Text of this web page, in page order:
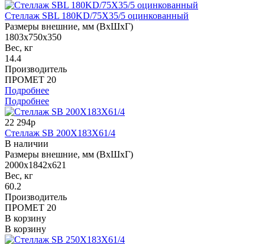
Стеллаж SBL 180KD/75X35/5 оцинкованный
Размеры внешние, мм (ВхШхГ)
1803x750x350
Вес, кг
14.4
Производитель
ПРОМЕТ 20
Подробнее
Подробнее
22 294р
Стеллаж SB 200X183X61/4
В наличии
Размеры внешние, мм (ВхШхГ)
2000x1842x621
Вес, кг
60.2
Производитель
ПРОМЕТ 20
В корзину
В корзину